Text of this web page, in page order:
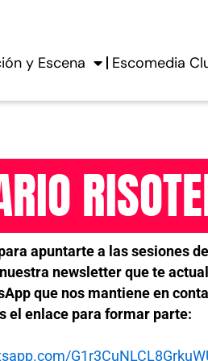
y Escena Escomedia
apuntarte a las sesiones
newsletter que te
que nos mantiene en
el enlace para formar parte: